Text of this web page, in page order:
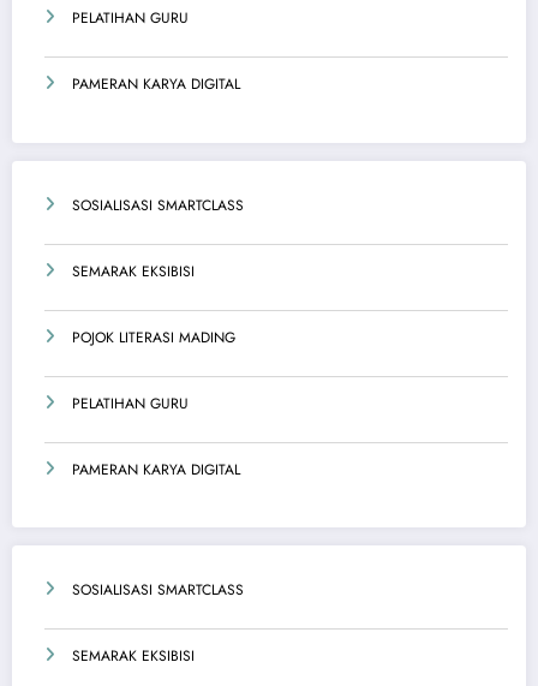
PELATIHAN GURU
PAMERAN KARYA DIGITAL
SOSIALISASI SMARTCLASS
SEMARAK EKSIBISI
POJOK LITERASI MADING
PELATIHAN GURU
PAMERAN KARYA DIGITAL
SOSIALISASI SMARTCLASS
SEMARAK EKSIBISI